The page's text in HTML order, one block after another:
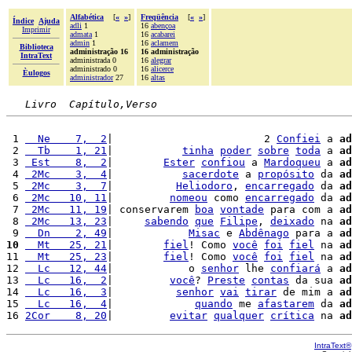
Índice
Ajuda
Imprimir
Biblioteca
IntraText
Èulogos
Alfabética [« »]
adli 1
admata 1
admin 1
administração 16
administrada 0
administrado 0
administrador27
Freqüência [« »]
16 abençoa
16 acabarei
16 aclamem
16 administração
16 alegrar
16 alicerce
16 altas
Livro  Capítulo,Verso
1
  Ne    7,  2
|                        2 Confiei a
2
  Tb    1, 21
tinha poder sobre toda a
3
Est    8,  2 Ester confiou a Mardoqueu a
4
2Mc    3,  4 sacerdote a propósito da
5
2Mc    3,  7 Heliodoro , encarregado da
6
2Mc   10, 11 nomeou como encarregado da
7
2Mc   11, 19 | conservarem boa vontade para com a
8
2Mc   13, 23 sabendo que Filipe , deixado na
9
  Dn    2, 49
Misac e Abdênago para a
10
  Mt   25, 21
fiel ! Como você foi fiel na
11
  Mt   25, 23
fiel ! Como você foi fiel na
12
  Lc   12, 44
|            o senhor lhe confiará a
13
  Lc   16,  2
você? Preste contas da sua
14
  Lc   16,  3
senhor vai tirar de mim a
15
  Lc   16,  4
quando me afastarem da
16 2Cor    8, 20 evitar qualquer crítica na
IntraText®